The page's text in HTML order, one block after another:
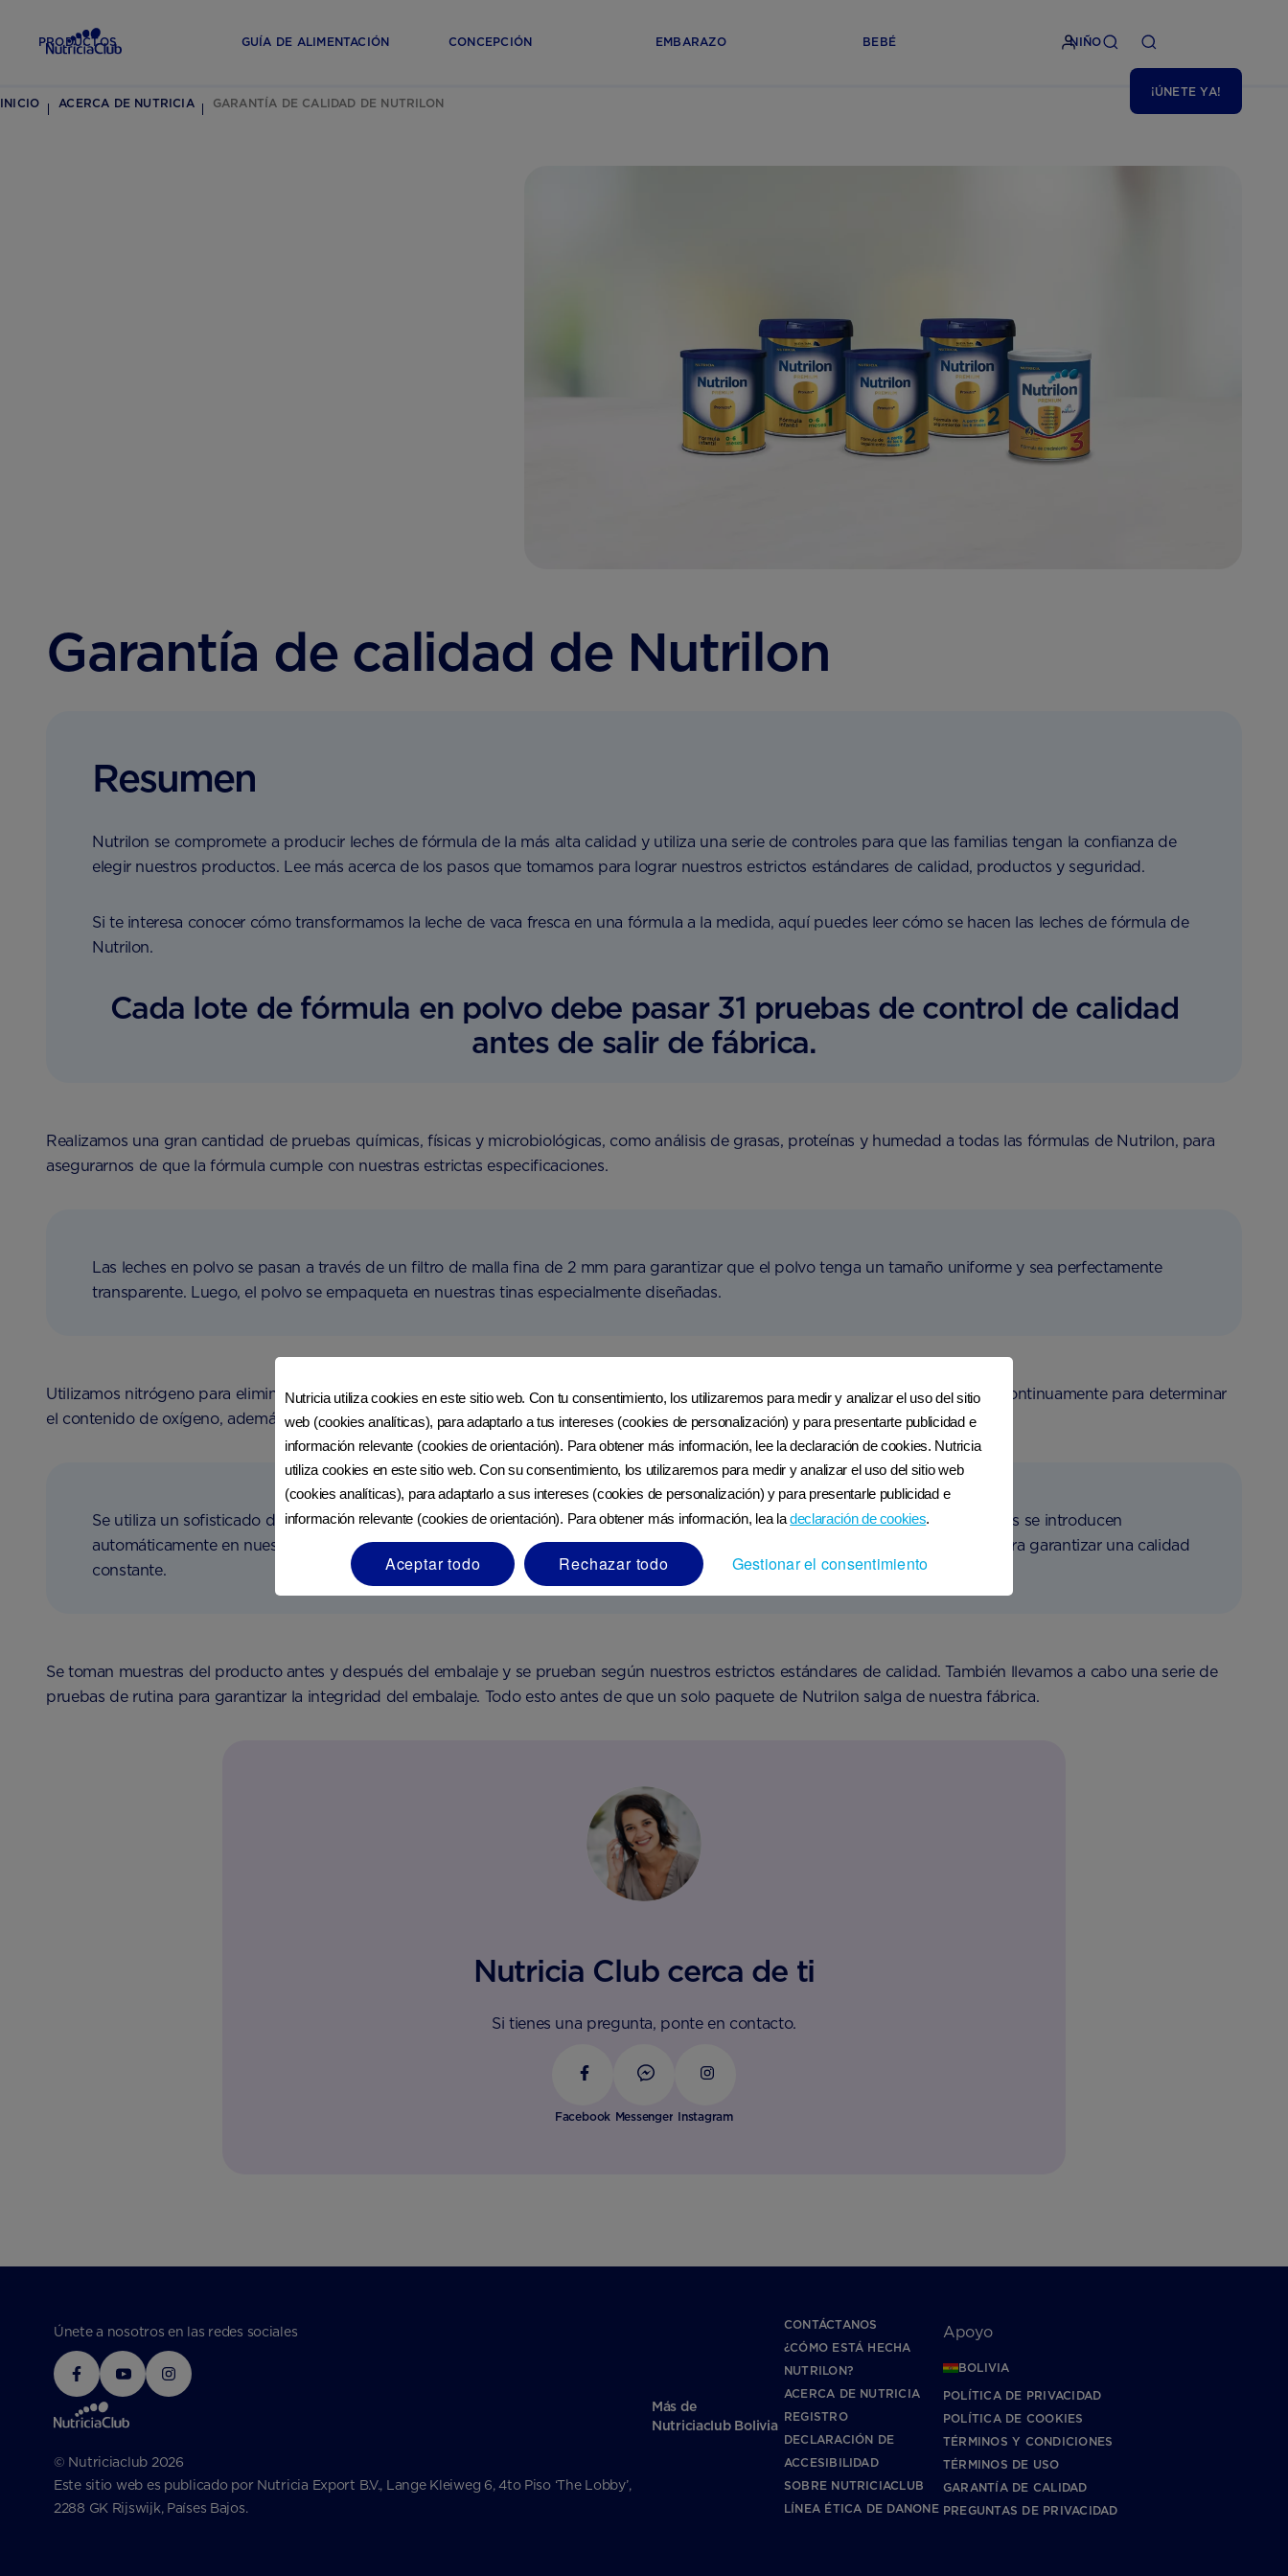
¡ÚNETE YA!
PRODUCTOS GUÍA DE ALIMENTACIÓN CONCEPCIÓN EMBARAZO BEBÉ NIÑO
INICIO ACERCA DE NUTRICIA GARANTÍA DE CALIDAD DE NUTRILON
Garantía de calidad de Nutrilon
Resumen
Nutrilon se compromete a producir leches de fórmula de la más alta calidad y utiliza una serie de controles para que las familias tengan la confianza de
elegir nuestros productos. Lee más acerca de los pasos que tomamos para lograr nuestros estrictos estándares de calidad, productos y seguridad.
Si te interesa conocer cómo transformamos la leche de vaca fresca en una fórmula a la medida, aquí puedes leer cómo se hacen las leches de fórmula de
Nutrilon.
Cada lote de fórmula en polvo debe pasar 31 pruebas de control de calidad
antes de salir de fábrica.
Realizamos una gran cantidad de pruebas químicas, físicas y microbiológicas, como análisis de grasas, proteínas y humedad a todas las fórmulas de Nutrilon, para
asegurarnos de que la fórmula cumple con nuestras estrictas especificaciones.
Las leches en polvo se pasan a través de un filtro de malla fina de 2 mm para garantizar que el polvo tenga un tamaño uniforme y sea perfectamente
transparente. Luego, el polvo se empaqueta en nuestras tinas especialmente diseñadas.
Utilizamos nitrógeno para eliminar el oxígeno de las tinas de polvo; esto mantiene el producto fresco, por lo que las tinas se prueban continuamente para determinar
el contenido de oxígeno, además de asegurarse con una tapa de aluminio termosellada.
Se utiliza un sofisticado detector para garantizar que todos los paquetes mantengan un peso constante. Las cucharas medidoras se introducen
automáticamente en nuestros recipientes de polvo, y después todos los productos se escanean con una máquina de rayos X para garantizar una calidad
constante.
Se toman muestras del producto antes y después del embalaje y se prueban según nuestros estrictos estándares de calidad. También llevamos a cabo una serie de
pruebas de rutina para garantizar la integridad del embalaje. Todo esto antes de que un solo paquete de Nutrilon salga de nuestra fábrica.
Nutricia Club cerca de ti
Si tienes una pregunta, ponte en contacto.
Facebook Messenger Instagram
Únete a nosotros en las redes sociales
© Nutriciaclub 2026
Este sitio web es publicado por Nutricia Export B.V., Lange Kleiweg 6, 4to Piso ‘The Lobby’,
2288 GK Rijswijk, Países Bajos.
Más de
Nutriciaclub Bolivia
CONTÁCTANOS
¿CÓMO ESTÁ HECHA
NUTRILON?
ACERCA DE NUTRICIA
REGISTRO
DECLARACIÓN DE
ACCESIBILIDAD
SOBRE NUTRICIACLUB
LÍNEA ÉTICA DE DANONE
Apoyo
BOLIVIA
POLÍTICA DE PRIVACIDAD
POLÍTICA DE COOKIES
TÉRMINOS Y CONDICIONES
TÉRMINOS DE USO
GARANTÍA DE CALIDAD
PREGUNTAS DE PRIVACIDAD
Nutricia utiliza cookies en este sitio web. Con tu consentimiento, los utilizaremos para medir y analizar el uso del sitio
web (cookies analíticas), para adaptarlo a tus intereses (cookies de personalización) y para presentarte publicidad e
información relevante (cookies de orientación). Para obtener más información, lee la declaración de cookies. Nutricia
utiliza cookies en este sitio web. Con su consentimiento, los utilizaremos para medir y analizar el uso del sitio web
(cookies analíticas), para adaptarlo a sus intereses (cookies de personalización) y para presentarle publicidad e
información relevante (cookies de orientación). Para obtener más información, lea ladeclaración de cookies.
Aceptar todo Rechazar todo Gestionar el consentimiento